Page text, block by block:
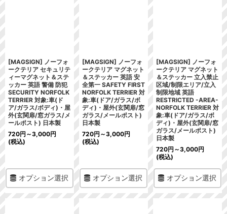
[MAGSIGN] ノーフォ
ークテリア セキュリテ
ィーマグネット＆ステ
ッカー 英語 警備 防犯
SECURITY NORFOLK
TERRIER 対象:車(ド
ア/ガラス/ボディ)・屋
外(玄関扉/窓ガラス/メ
ールポスト) 日本製
720円 ～3,000円
(税込)
オプション選択
[MAGSIGN] ノーフォ
ークテリア マグネット
＆ステッカー 英語 安
全第一 SAFETY FIRST
NORFOLK TERRIER 対
象:車(ドア/ガラス/ボ
ディ)・屋外(玄関扉/窓
ガラス/メールポスト)
日本製
720円 ～3,000円
(税込)
オプション選択
[MAGSIGN] ノーフォ
ークテリア マグネット
＆ステッカー 立入禁止
区域/制限エリア/立入
制限地域 英語
RESTRICTED -AREA-
NORFOLK TERRIER 対
象:車(ドア/ガラス/ボ
ディ)・屋外(玄関扉/窓
ガラス/メールポスト)
日本製
720円 ～3,000円
(税込)
オプション選択